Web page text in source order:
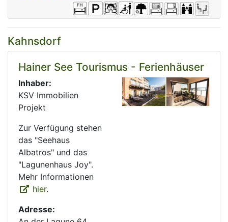
Kahnsdorf
Hainer See Tourismus - Ferienhäuser
Inhaber:
KSV Immobilien
Projekt
Zur Verfügung stehen
das "Seehaus
Albatros" und das
"Lagunenhaus Joy".
Mehr Informationen
hier.
Adresse: